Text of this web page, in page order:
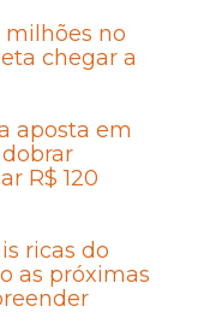
milhões no
chegar a
aposta em
R$ 120
ricas do
as próximas